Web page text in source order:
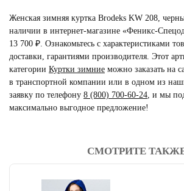
Женская зимняя куртка Brodeks KW 208,
наличии в интернет-магазине «Феникс-
13 700 ₽. Ознакомьтесь с характеристиками
доставки, гарантиями производителя. Этот
категории Куртки зимние можно заказать на
в транспортной компании или в одном из
заявку по телефону 8 (800) 700-60-24 и мы
максимально выгодное предложение!
СМОТРИТЕ